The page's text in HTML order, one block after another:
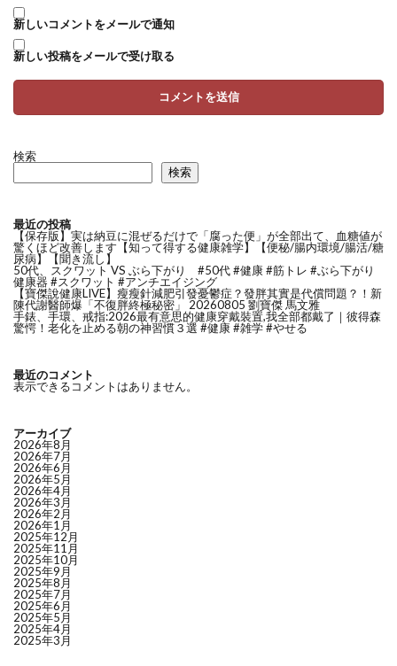
新しいコメントをメールで通知
新しい投稿をメールで受け取る
検索
検索
最近の投稿
【保存版】実は納豆に混ぜるだけで「腐った便」が全部出て、血糖値が
驚くほど改善します【知って得する健康雑学】【便秘/腸内環境/腸活/糖
尿病】【聞き流し】
50代、スクワット VS ぶら下がり #50代 #健康 #筋トレ #ぶら下がり
健康器 #スクワット #アンチエイジング
【寶傑說健康LIVE】瘦瘦針減肥引發憂鬱症？發胖其實是代償問題？！新
陳代謝醫師爆「不復胖終極秘密」 20260805 劉寶傑 馬文雅
手錶、手環、戒指:2026最有意思的健康穿戴裝置,我全部都戴了｜彼得森
驚愕！老化を止める朝の神習慣３選 #健康 #雑学 #やせる
最近のコメント
表示できるコメントはありません。
アーカイブ
2026年8月
2026年7月
2026年6月
2026年5月
2026年4月
2026年3月
2026年2月
2026年1月
2025年12月
2025年11月
2025年10月
2025年9月
2025年8月
2025年7月
2025年6月
2025年5月
2025年4月
2025年3月